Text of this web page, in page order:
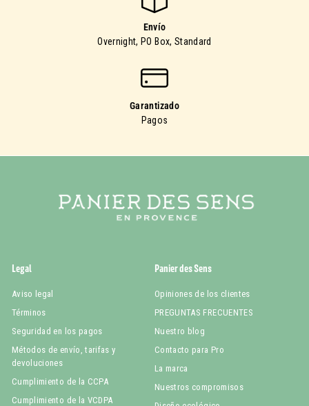
Envío
Overnight, PO Box, Standard
Garantizado
Pagos
Legal
Aviso legal
Términos
Seguridad en los pagos
Métodos de envío, tarifas y
devoluciones
Cumplimiento de la CCPA
Cumplimiento de la VCDPA
Panier des Sens
Opiniones de los clientes
PREGUNTAS FRECUENTES
Nuestro blog
Contacto para Pro
La marca
Nuestros compromisos